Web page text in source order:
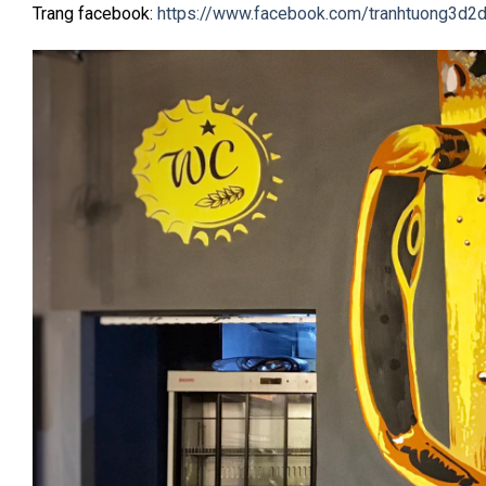
Trang facebook: https://www.facebook.com/tranhtuong3d2d